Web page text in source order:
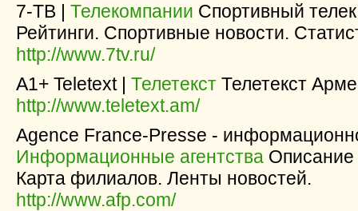
7-ТВ | Телекомпании Спортивный
Рейтинги. Спортивные новости.
http://www.7tv.ru/
A1+ Teletext | Телетекст Телетекст
http://www.teletext.am/
Agence France-Presse -
Информационные агентства
Карта филиалов. Ленты новостей.
http://www.afp.com/